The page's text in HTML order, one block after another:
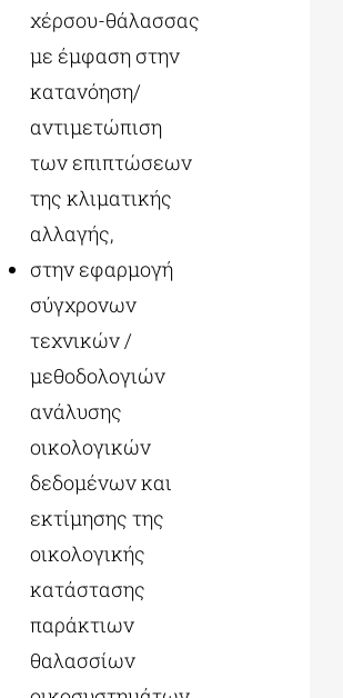
χέρσου-θάλασσας
με έμφαση στην
κατανόηση/
αντιμετώπιση
των επιπτώσεων
της κλιματικής
αλλαγής,
στην εφαρμογή
σύγχρονων
τεχνικών /
μεθοδολογιών
ανάλυσης
οικολογικών
δεδομένων και
εκτίμησης της
οικολογικής
κατάστασης
παράκτιων
θαλασσίων